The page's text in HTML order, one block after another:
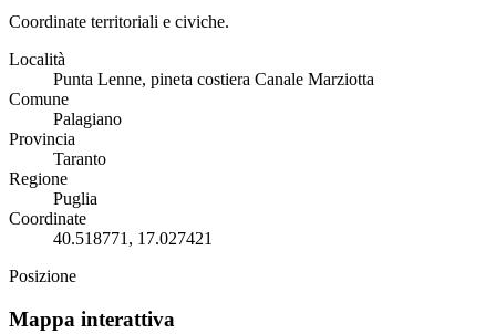
Coordinate territoriali e civiche.
Località
Punta Lenne, pineta costiera Canale Marziotta
Comune
Palagiano
Provincia
Taranto
Regione
Puglia
Coordinate
40.518771, 17.027421
Posizione
Mappa interattiva